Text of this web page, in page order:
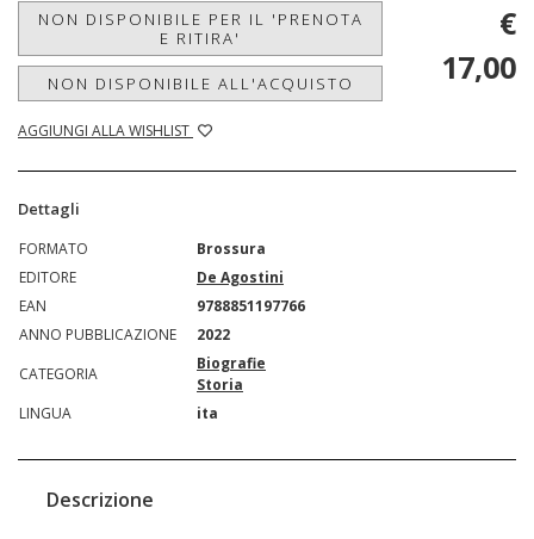
NON DISPONIBILE PER IL 'PRENOTA
E RITIRA'
NON DISPONIBILE ALL'ACQUISTO
AGGIUNGI ALLA WISHLIST
€
17,00
Dettagli
FORMATO
Brossura
EDITORE
De Agostini
EAN
9788851197766
ANNO PUBBLICAZIONE
2022
CATEGORIA
Biografie
Storia
LINGUA
ita
Descrizione